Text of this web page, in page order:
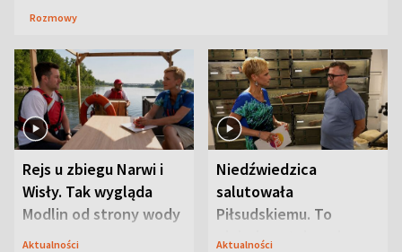
Rozmowy
Rejs u zbiegu Narwi i
Wisły. Tak wygląda
Modlin od strony wody
Aktualności
Niedźwiedzica
salutowała
Piłsudskiemu. To
niejedyna tajemnica
Aktualności